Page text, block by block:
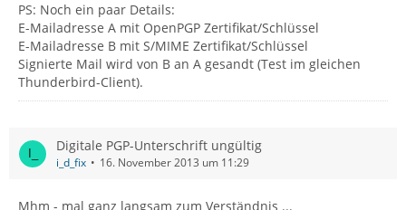
PS: Noch ein paar Details:
E-Mailadresse A mit OpenPGP Zertifikat/Schlüssel
E-Mailadresse B mit S/MIME Zertifikat/Schlüssel
Signierte Mail wird von B an A gesandt (Test im gleichen
Thunderbird-Client).
Digitale PGP-Unterschrift ungültig
i_d_fix 16. November 2013 um 11:29
Mhm - mal ganz langsam zum Verständnis ...